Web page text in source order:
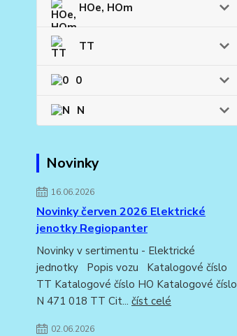
HOe, HOm
TT
0
N
Novinky
16.06.2026
Novinky červen 2026 Elektrické
jenotky Regiopanter
Novinky v sertimentu - Elektrické
jednotky Popis vozu Katalogové číslo
TT Katalogové číslo HO Katalogové číslo
N 471 018 TT Cit... číst celé
02.06.2026